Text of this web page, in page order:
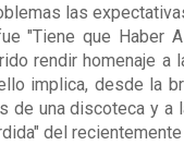
las
"Tiene que Haber
rendir homenaje
implica, desde la
de una discoteca y a
del